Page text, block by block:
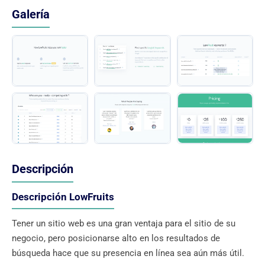
Galería
Descripción
Descripción LowFruits
Tener un sitio web es una gran ventaja para el sitio de su
negocio, pero posicionarse alto en los resultados de
búsqueda hace que su presencia en línea sea aún más útil.